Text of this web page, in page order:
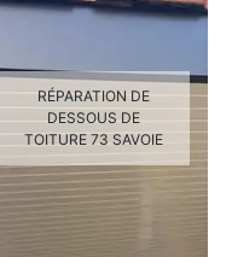
RÉPARATION DE
DESSOUS DE
TOITURE 73 SAVOIE